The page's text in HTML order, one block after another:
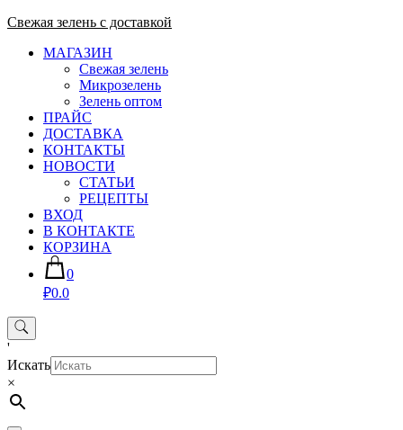
Skip
content
Свежая зелень с доставкой
МАГАЗИН
Свежая зелень
Микрозелень
Зелень оптом
ПРАЙС
ДОСТАВКА
КОНТАКТЫ
НОВОСТИ
СТАТЬИ
РЕЦЕПТЫ
ВХОД
В КОНТАКТЕ
КОРЗИНА
0
₽0.0
'
Искать
×